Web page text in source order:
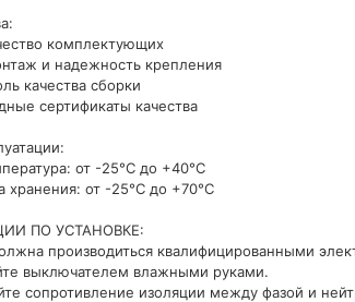
комплектующих
и надежность крепления
качества сборки
сертификаты качества
от -25°C до +40°C
хранения: от -25°C до +70°C
ПО УСТАНОВКЕ:
производиться квалифицированными
выключателем влажными руками.
сопротивление изоляции между фазой и